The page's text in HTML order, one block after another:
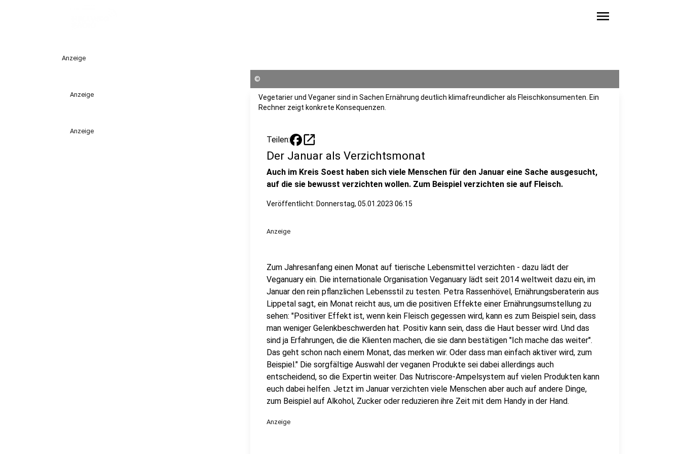
menu
Anzeige
Anzeige
Anzeige
©
Vegetarier und Veganer sind in Sachen Ernährung deutlich klimafreundlicher als Fleischkonsumenten. Ein
Rechner zeigt konkrete Konsequenzen.
Teilen: open_in_new
Der Januar als Verzichtsmonat
Auch im Kreis Soest haben sich viele Menschen für den Januar eine Sache ausgesucht,
auf die sie bewusst verzichten wollen. Zum Beispiel verzichten sie auf Fleisch.
Veröffentlicht: Donnerstag, 05.01.2023 06:15
Anzeige
Zum Jahresanfang einen Monat auf tierische Lebensmittel verzichten - dazu lädt der
Veganuary ein. Die internationale Organisation Veganuary lädt seit 2014 weltweit dazu ein, im
Januar den rein pflanzlichen Lebensstil zu testen. Petra Rassenhövel, Ernährungsberaterin aus
Lippetal sagt, ein Monat reicht aus, um die positiven Effekte einer Ernährungsumstellung zu
sehen: "Positiver Effekt ist, wenn kein Fleisch gegessen wird, kann es zum Beispiel sein, dass
man weniger Gelenkbeschwerden hat. Positiv kann sein, dass die Haut besser wird. Und das
sind ja Erfahrungen, die die Klienten machen, die sie dann bestätigen "Ich mache das weiter".
Das geht schon nach einem Monat, das merken wir. Oder dass man einfach aktiver wird, zum
Beispiel." Die sorgfältige Auswahl der veganen Produkte sei dabei allerdings auch
entscheidend, so die Expertin weiter. Das Nutriscore-Ampelsystem auf vielen Produkten kann
euch dabei helfen. Jetzt im Januar verzichten viele Menschen aber auch auf andere Dinge,
zum Beispiel auf Alkohol, Zucker oder reduzieren ihre Zeit mit dem Handy in der Hand.
Anzeige